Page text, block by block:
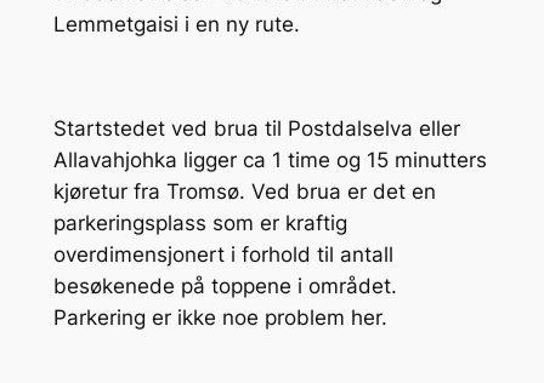
Lemmetgaisi i en ny rute.
Startstedet ved brua til Postdalselva eller
Allavahjohka ligger ca 1 time og 15 minutters
kjøretur fra Tromsø. Ved brua er det en
parkeringsplass som er kraftig
overdimensjonert i forhold til antall
besøkenede på toppene i området.
Parkering er ikke noe problem her.